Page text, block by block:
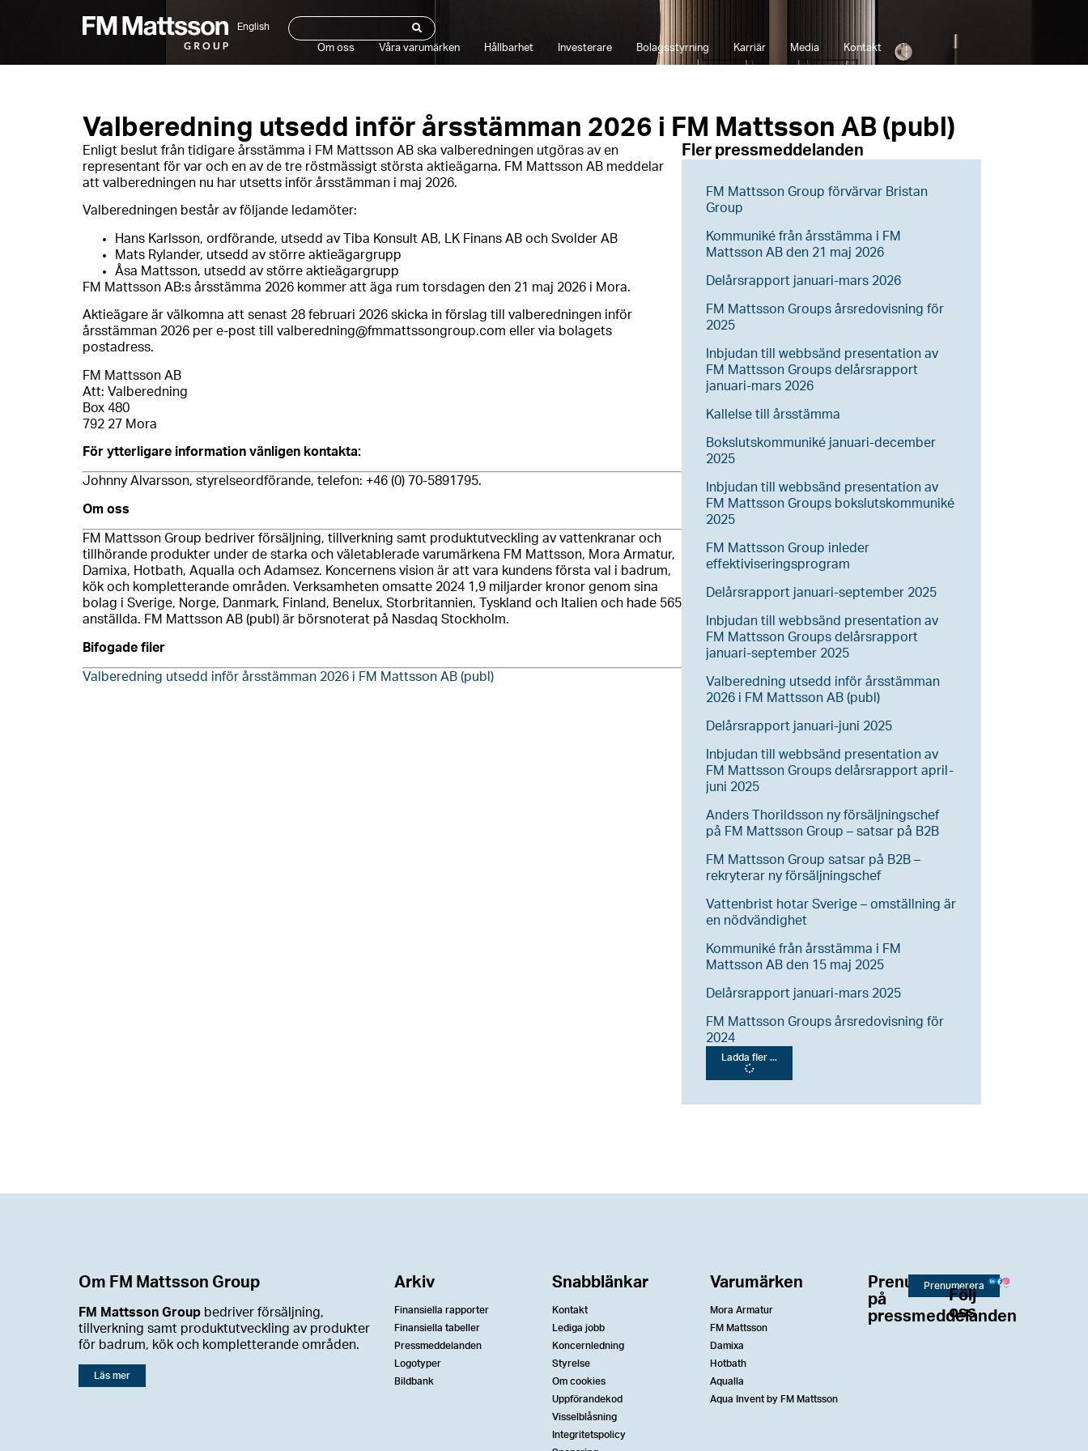
English
Om oss Våra varumärken Hållbarhet Investerare Bolagsstyrning Karriär Media Kontakt
Valberedning utsedd inför årsstämman 2026 i FM Mattsson AB (publ)
Enligt beslut från tidigare årsstämma i FM Mattsson AB ska valberedningen utgöras av en
representant för var och en av de tre röstmässigt största aktieägarna. FM Mattsson AB meddelar
att valberedningen nu har utsetts inför årsstämman i maj 2026.
Valberedningen består av följande ledamöter:
Hans Karlsson, ordförande, utsedd av Tiba Konsult AB, LK Finans AB och Svolder AB
Mats Rylander, utsedd av större aktieägargrupp
Åsa Mattsson, utsedd av större aktieägargrupp
FM Mattsson AB:s årsstämma 2026 kommer att äga rum torsdagen den 21 maj 2026 i Mora.
Aktieägare är välkomna att senast 28 februari 2026 skicka in förslag till valberedningen inför
årsstämman 2026 per e-post till valberedning@fmmattssongroup.com eller via bolagets
postadress.
FM Mattsson AB
Att: Valberedning
Box 480
792 27 Mora
För ytterligare information vänligen kontakta:
Johnny Alvarsson, styrelseordförande, telefon: +46 (0) 70-5891795.
Om oss
FM Mattsson Group bedriver försäljning, tillverkning samt produktutveckling av vattenkranar och
tillhörande produkter under de starka och väletablerade varumärkena FM Mattsson, Mora Armatur,
Damixa, Hotbath, Aqualla och Adamsez. Koncernens vision är att vara kundens första val i badrum,
kök och kompletterande områden. Verksamheten omsatte 2024 1,9 miljarder kronor genom sina
bolag i Sverige, Norge, Danmark, Finland, Benelux, Storbritannien, Tyskland och Italien och hade 565
anställda. FM Mattsson AB (publ) är börsnoterat på Nasdaq Stockholm.
Bifogade filer
Valberedning utsedd inför årsstämman 2026 i FM Mattsson AB (publ)
Fler pressmeddelanden
FM Mattsson Group förvärvar Bristan
Group
Kommuniké från årsstämma i FM
Mattsson AB den 21 maj 2026
Delårsrapport januari-mars 2026
FM Mattsson Groups årsredovisning för
2025
Inbjudan till webbsänd presentation av
FM Mattsson Groups delårsrapport
januari-mars 2026
Kallelse till årsstämma
Bokslutskommuniké januari-december
2025
Inbjudan till webbsänd presentation av
FM Mattsson Groups bokslutskommuniké
2025
FM Mattsson Group inleder
effektiviseringsprogram
Delårsrapport januari-september 2025
Inbjudan till webbsänd presentation av
FM Mattsson Groups delårsrapport
januari-september 2025
Valberedning utsedd inför årsstämman
2026 i FM Mattsson AB (publ)
Delårsrapport januari-juni 2025
Inbjudan till webbsänd presentation av
FM Mattsson Groups delårsrapport april-
juni 2025
Anders Thorildsson ny försäljningschef
på FM Mattsson Group – satsar på B2B
FM Mattsson Group satsar på B2B –
rekryterar ny försäljningschef
Vattenbrist hotar Sverige – omställning är
en nödvändighet
Kommuniké från årsstämma i FM
Mattsson AB den 15 maj 2025
Delårsrapport januari-mars 2025
FM Mattsson Groups årsredovisning för
2024
Ladda fler ...
Om FM Mattsson Group
FM Mattsson Group bedriver försäljning,
tillverkning samt produktutveckling av produkter
för badrum, kök och kompletterande områden.
Läs mer
Arkiv
Finansiella rapporter
Finansiella tabeller
Pressmeddelanden
Logotyper
Bildbank
Snabblänkar
Kontakt
Lediga jobb
Koncernledning
Styrelse
Om cookies
Uppförandekod
Visselblåsning
Integritetspolicy
Varumärken
Mora Armatur
FM Mattsson
Damixa
Hotbath
Aqualla
Aqua Invent by FM Mattsson
Prenumerera
på
pressmeddelanden
Prenumerera
Följ
oss